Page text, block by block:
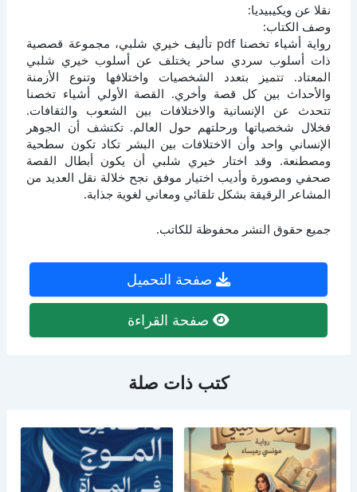
نقلا عن ويكيبيديا:
وصف الكتاب:
رواية أشياء تخصنا pdf تأليف خيري شلبي، مجموعة قصصية
ذات أسلوب سردي ساحر يختلف عن أسلوب خيري شلبي
المعتاد. تتميز بتعدد الشخصيات واختلافها وتنوع الأزمنة
والأحداث بين كل قصة وأخري. القصة الأولي أشياء تخصنا
تتحدث عن الإنسانية والاختلافات بين الشعوب والثقافات.
فخلال شخصياتها ورحلتهم حول العالم. تكتشف أن الجوهر
الإنساني واحد وأن الاختلافات بين البشر تكاد تكون سطحية
ومصطنعة. وقد اختار خيري شلبي أن يكون أبطال القصة
صحفي ومصورة وأديب اختيار موفق نجح خلالة نقل العديد من
المشاعر الرقيقة بشكل تلقائي ومعاني لغوية جذابة.
جميع حقوق النشر محفوظة للكاتب.
صفحة التحميل
صفحة القراءة
كتب ذات صلة